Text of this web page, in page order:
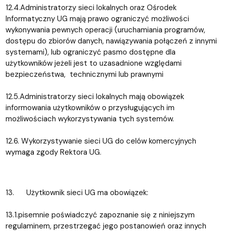
12.4.Administratorzy sieci lokalnych oraz Ośrodek
Informatyczny UG mają prawo ograniczyć możliwości
wykonywania pewnych operacji (uruchamiania programów,
dostępu do zbiorów danych, nawiązywania połączeń z innymi
systemami), lub ograniczyć pasmo dostępne dla
użytkowników jeżeli jest to uzasadnione względami
bezpieczeństwa, technicznymi lub prawnymi
12.5.Administratorzy sieci lokalnych mają obowiązek
informowania użytkowników o przysługujących im
możliwościach wykorzystywania tych systemów.
12.6. Wykorzystywanie sieci UG do celów komercyjnych
wymaga zgody Rektora UG.
13. Użytkownik sieci UG ma obowiązek:
13.1.pisemnie poświadczyć zapoznanie się z niniejszym
regulaminem, przestrzegać jego postanowień oraz innych